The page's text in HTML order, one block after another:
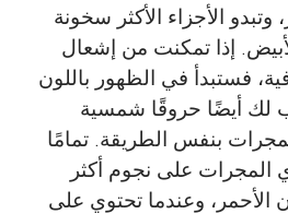
وتبدو الأجزاء الأكثر سخونة
إذا تمكنت من إشعال
فستبدأ في الظهور باللون
لك أيضًا حروقًا شمسية
بنفس الطريقة. تمامًا
المجرات على نجوم أكثر
الأحمر، وعندما تحتوي على